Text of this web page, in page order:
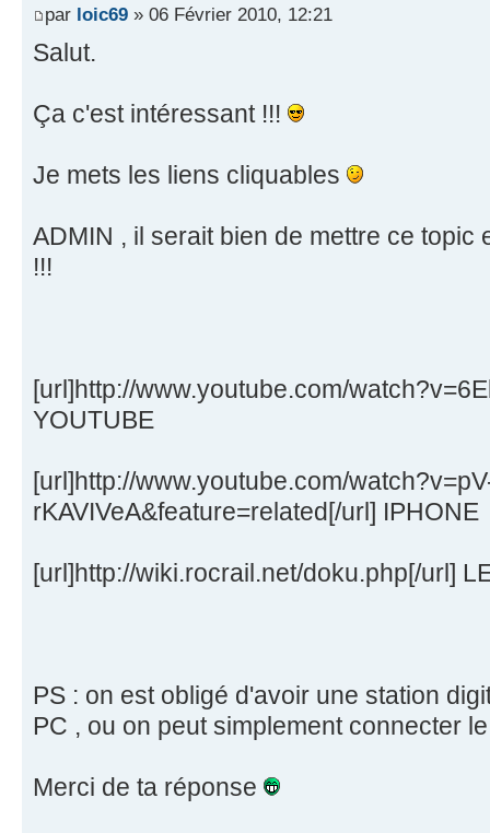
par loic69 » 06 Février 2010, 12:21
Salut.
Ça c'est intéressant !!!
Je mets les liens cliquables
ADMIN , il serait bien de mettre ce topic
!!!
[url]http://www.youtube.com/
YOUTUBE
[url]http://www.youtube.com/
rKAVIVeA&feature=related[/url] IPHONE
[url]http://wiki.rocrail.net/doku.php[/url]
PS : on est obligé d'avoir une station
PC , ou on peut simplement connecter
Merci de ta réponse